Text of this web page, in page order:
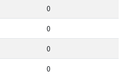
0
0
0
0